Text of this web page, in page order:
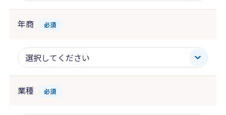
年商 必須
業種 必須